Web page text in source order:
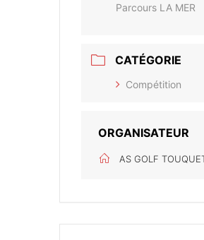
Parcours LA MER
CATÉGORIE
Compétition
ORGANISATEUR
AS GOLF